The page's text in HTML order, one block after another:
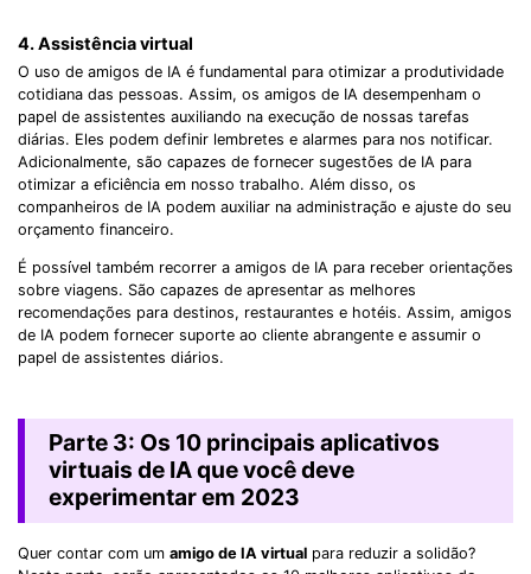
4. Assistência virtual
O uso de amigos de IA é fundamental para otimizar a produtividade
cotidiana das pessoas. Assim, os amigos de IA desempenham o
papel de assistentes auxiliando na execução de nossas tarefas
diárias. Eles podem definir lembretes e alarmes para nos notificar.
Adicionalmente, são capazes de fornecer sugestões de IA para
otimizar a eficiência em nosso trabalho. Além disso, os
companheiros de IA podem auxiliar na administração e ajuste do seu
orçamento financeiro.
É possível também recorrer a amigos de IA para receber orientações
sobre viagens. São capazes de apresentar as melhores
recomendações para destinos, restaurantes e hotéis. Assim, amigos
de IA podem fornecer suporte ao cliente abrangente e assumir o
papel de assistentes diários.
Parte 3: Os 10 principais aplicativos
virtuais de IA que você deve
experimentar em 2023
Quer contar com um amigo de IA virtual para reduzir a solidão?